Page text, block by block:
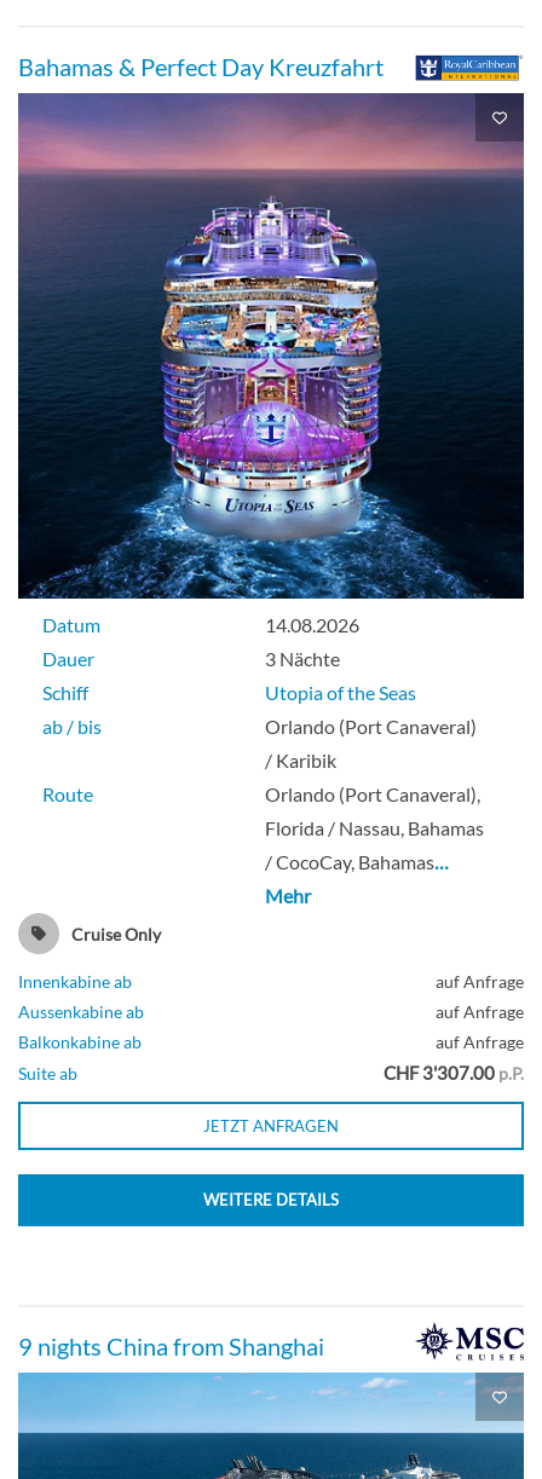
Bahamas & Perfect Day Kreuzfahrt
Datum
14.08.2026
Dauer
3 Nächte
Schiff
Utopia of the Seas
ab / bis
Orlando (Port Canaveral)
/ Karibik
Route
Orlando (Port Canaveral),
Florida / Nassau, Bahamas
/ CocoCay, Bahamas…
Mehr
Cruise Only
Innenkabine ab
auf Anfrage
Aussenkabine ab
auf Anfrage
Balkonkabine ab
auf Anfrage
Suite ab
CHF 3'307.00 p.P.
JETZT ANFRAGEN
WEITERE DETAILS
9 nights China from Shanghai